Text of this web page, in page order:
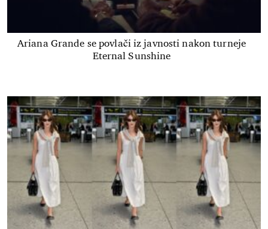
Ariana Grande se povlači iz javnosti nakon turneje
Eternal Sunshine